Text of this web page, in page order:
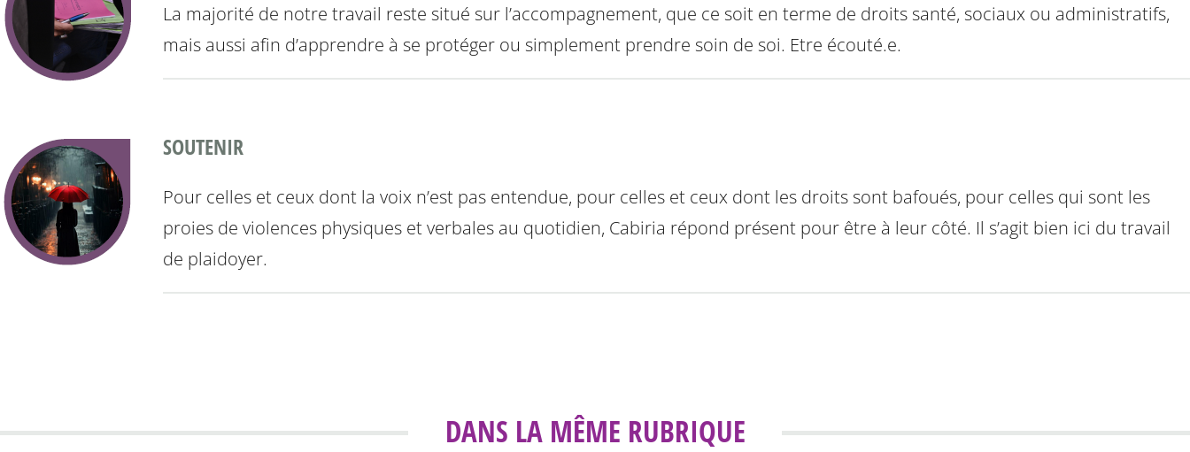
La majorité de notre travail reste situé sur l’accompagnement, que ce soit en terme de droits santé, sociaux ou administratifs,
mais aussi afin d’apprendre à se protéger ou simplement prendre soin de soi. Etre écouté.e.
SOUTENIR
Pour celles et ceux dont la voix n’est pas entendue, pour celles et ceux dont les droits sont bafoués, pour celles qui sont les
proies de violences physiques et verbales au quotidien, Cabiria répond présent pour être à leur côté. Il s’agit bien ici du travail
de plaidoyer.
DANS LA MÊME RUBRIQUE